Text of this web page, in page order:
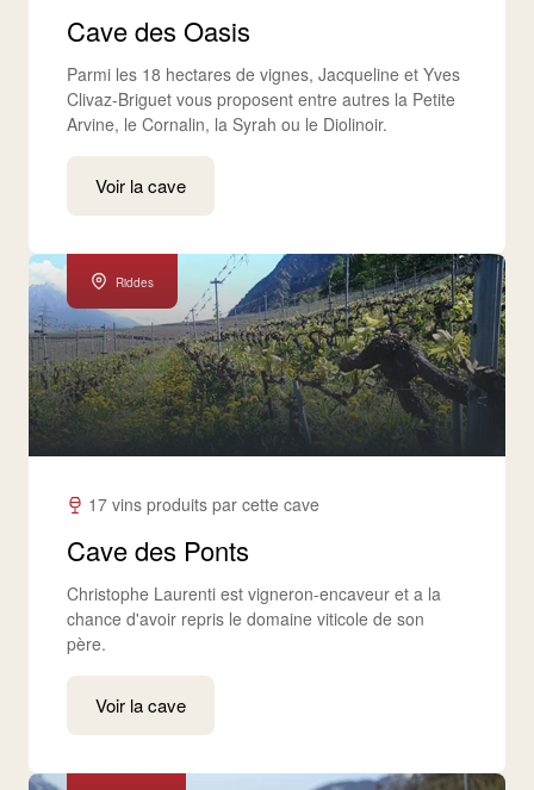
Cave des Oasis
Parmi les 18 hectares de vignes, Jacqueline et Yves
Clivaz-Briguet vous proposent entre autres la Petite
Arvine, le Cornalin, la Syrah ou le Diolinoir.
Voir la cave
Riddes
17 vins produits par cette cave
Cave des Ponts
Christophe Laurenti est vigneron-encaveur et a la
chance d'avoir repris le domaine viticole de son
père.
Voir la cave